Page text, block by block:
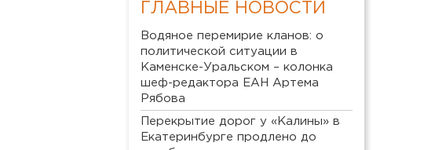
ГЛАВНЫЕ НОВОСТИ
Водяное перемирие кланов: о
политической ситуации в
Каменске-Уральском – колонка
шеф-редактора ЕАН Артема
Рябова
Перекрытие дорог у «Калины» в
Екатеринбурге продлено до